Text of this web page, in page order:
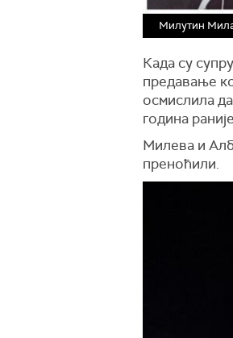
Милутин
Када су
предавање
осмислила
година
Милева и
преноћили.